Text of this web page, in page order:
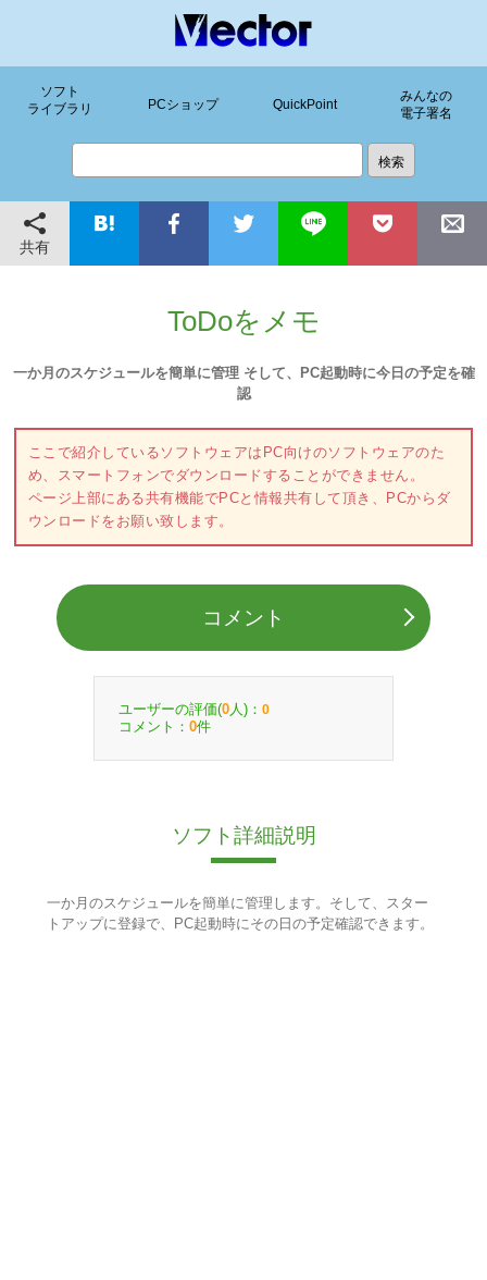
ソフト
ライブラリ
PCショップ QuickPoint
みんなの
電子署名
共有
ToDoをメモ
一か月のスケジュールを簡単に管理 そして、PC起動時に今日の予定を確
認
ここで紹介しているソフトウェアはPC向けのソフトウェアのた
め、スマートフォンでダウンロードすることができません。
ページ上部にある共有機能でPCと情報共有して頂き、PCからダ
ウンロードをお願い致します。
コメント
ユーザーの評価(0 人)： 0
コメント： 0件
ソフト詳細説明
一か月のスケジュールを簡単に管理します。そして、スター
トアップに登録で、PC起動時にその日の予定確認できます。